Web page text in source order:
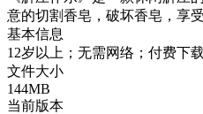
意的切割香皂，破坏香皂，享
基本信息
12岁以上；无需网络；付费下载
文件大小
144MB
当前版本